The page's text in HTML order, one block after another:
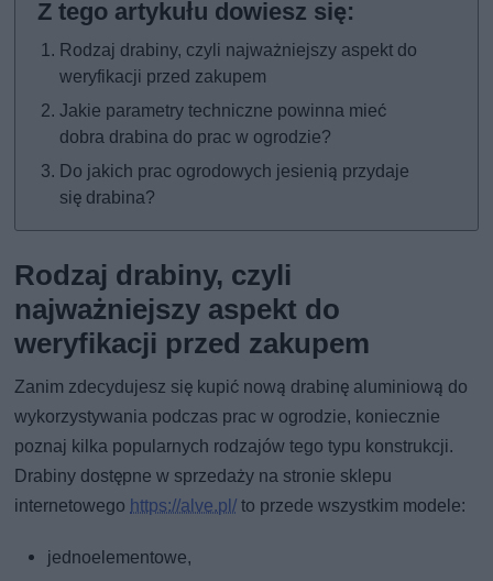
Rodzaj drabiny, czyli najważniejszy aspekt do
weryfikacji przed zakupem
Jakie parametry techniczne powinna mieć
dobra drabina do prac w ogrodzie?
Do jakich prac ogrodowych jesienią przydaje
się drabina?
Rodzaj drabiny, czyli
najważniejszy aspekt do
weryfikacji przed zakupem
Zanim zdecydujesz się kupić nową drabinę aluminiową do
wykorzystywania podczas prac w ogrodzie, koniecznie
poznaj kilka popularnych rodzajów tego typu konstrukcji.
Drabiny dostępne w sprzedaży na stronie sklepu
internetowego https://alve.pl/ to przede wszystkim modele:
jednoelementowe,